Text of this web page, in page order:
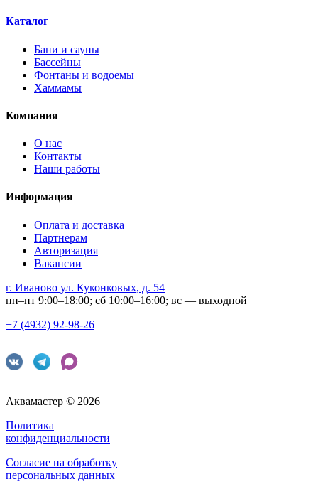
Каталог
Бани и сауны
Бассейны
Фонтаны и водоемы
Хаммамы
Компания
О нас
Контакты
Наши работы
Информация
Оплата и доставка
Партнерам
Авторизация
Вакансии
г. Иваново ул. Куконковых, д. 54
пн–пт 9:00–18:00; сб 10:00–16:00; вс — выходной
+7 (4932) 92-98-26
Аквамастер © 2026
Политика
конфиденциальности
Согласие на обработку
персональных данных